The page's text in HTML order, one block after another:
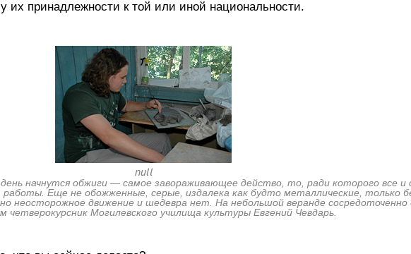
их принадлежности к той или иной национальности.
null
начнутся обжиги — самое завораживающее действо, то, ради которого все и
Еще не обожженные, серые, издалека как будто металлические, только
неосторожное движение и шедевра нет. На небольшой веранде сосредоточенно
четверокурсник Могилевского училища культуры Евгений Чевдарь.